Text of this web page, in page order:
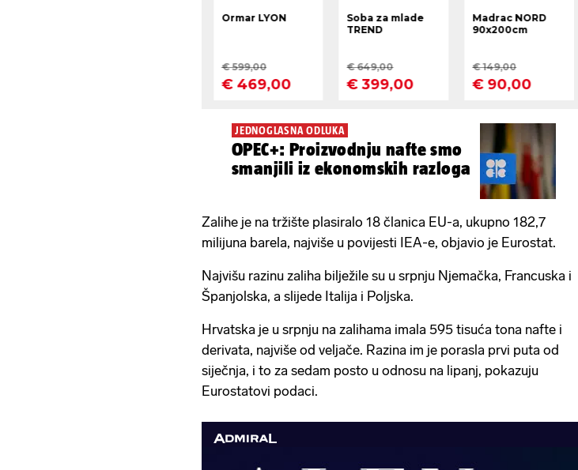
JEDNOGLASNA ODLUKA
OPEC+: Proizvodnju nafte smo
smanjili iz ekonomskih razloga
Zalihe je na tržište plasiralo 18 članica EU-a, ukupno 182,7
milijuna barela, najviše u povijesti IEA-e, objavio je Eurostat.
Najvišu razinu zaliha bilježile su u srpnju Njemačka, Francuska i
Španjolska, a slijede Italija i Poljska.
Hrvatska je u srpnju na zalihama imala 595 tisuća tona nafte i
derivata, najviše od veljače. Razina im je porasla prvi puta od
siječnja, i to za sedam posto u odnosu na lipanj, pokazuju
Eurostatovi podaci.